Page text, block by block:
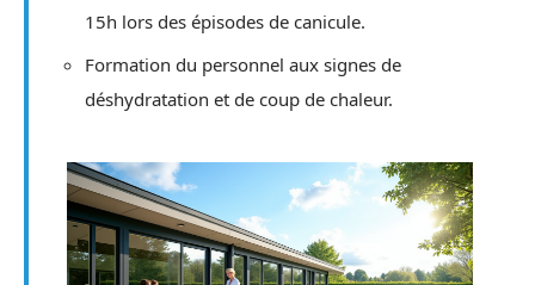
15h lors des épisodes de canicule.
Formation du personnel aux signes de
déshydratation et de coup de chaleur.